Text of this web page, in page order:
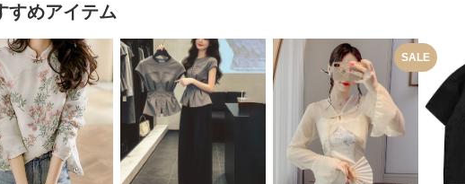
すめアイテム
SALE